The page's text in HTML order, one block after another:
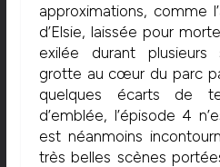
approximations, comme
d’Elsie, laissée pour
exilée durant plusieurs
grotte au cœur du parc
quelques écarts de
d’emblée, l’épisode 4
est néanmoins
très belles scènes